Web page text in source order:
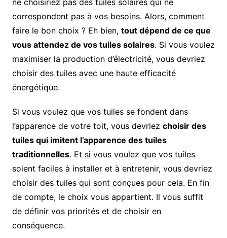
ne choisiriez pas des tuiles solaires qui ne
correspondent pas à vos besoins. Alors, comment
faire le bon choix ? Eh bien, tout dépend de ce que
vous attendez de vos tuiles solaires. Si vous voulez
maximiser la production d’électricité, vous devriez
choisir des tuiles avec une haute efficacité
énergétique.
Si vous voulez que vos tuiles se fondent dans
l’apparence de votre toit, vous devriez choisir des
tuiles qui imitent l’apparence des tuiles
traditionnelles. Et si vous voulez que vos tuiles
soient faciles à installer et à entretenir, vous devriez
choisir des tuiles qui sont conçues pour cela. En fin
de compte, le choix vous appartient. Il vous suffit
de définir vos priorités et de choisir en
conséquence.